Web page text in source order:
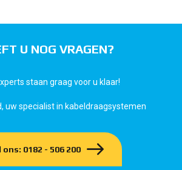
U NOG VRAGEN?
staan graag voor u klaar!
uw specialist in kabeldraagsystemen
ons: 0182 - 506 200